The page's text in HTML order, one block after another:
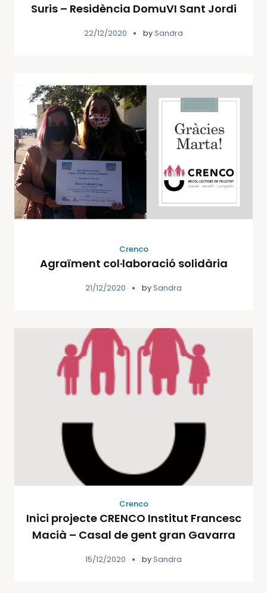
Suris – Residència DomuVI Sant Jordi
22/12/2020 bySandra
Crenco
Agraïment col·laboració solidària
21/12/2020 bySandra
Crenco
Inici projecte CRENCO Institut Francesc
Macià – Casal de gent gran Gavarra
15/12/2020 bySandra